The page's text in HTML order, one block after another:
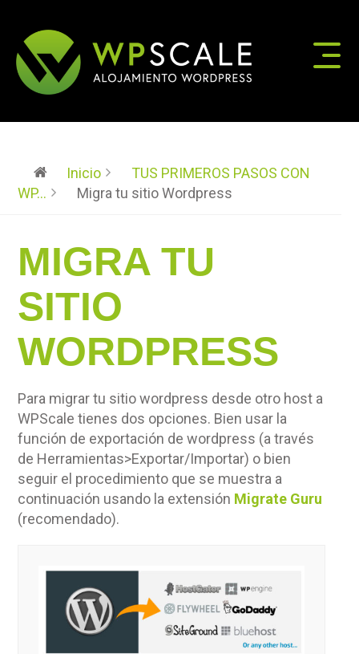
Inicio
TUS PRIMEROS PASOS CON
WP...
Migra tu sitio Wordpress
MIGRA TU
SITIO
WORDPRESS
Para migrar tu sitio wordpress desde otro host a
WPScale tienes dos opciones. Bien usar la
función de exportación de wordpress (a través
de Herramientas>Exportar/Importar) o bien
seguir el procedimiento que se muestra a
continuación usando la extensión Migrate Guru
(recomendado).